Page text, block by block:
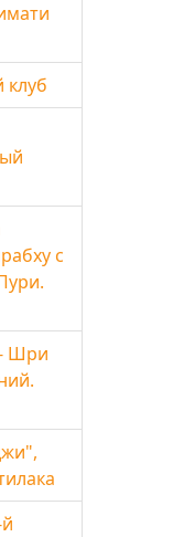
клуб
с
- Шри